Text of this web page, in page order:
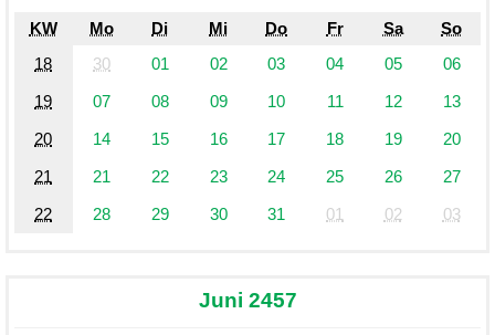
KW Mo Di Mi Do Fr Sa
So
18
30 01 02 03 04 05
06
19
07 08 09 10 11 12
13
20
14 15 16 17 18 19
20
21
21 22 23 24 25 26
27
22
28 29 30 31 01 02 03
Juni 2457